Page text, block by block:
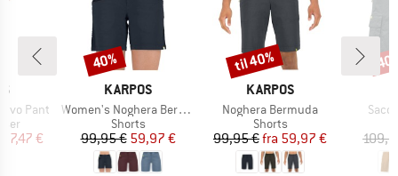
Pant
pris
97,47 €
MÆRKE
KARPOS
Artikel
Women's Noghera Bermuda
Produktgruppe
Shorts
Pris
99,95 €Nedsat pris
59,97 €
Rabat
40%
MÆRKE
KARPOS
Artikel
Noghera Bermuda
Produktgruppe
Shorts
Pris
99,95 € Nedsat pris
fra 59,97 €
Rabat
til 40%